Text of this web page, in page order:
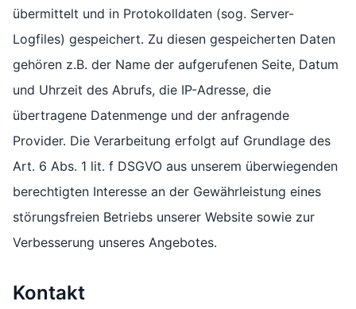
übermittelt und in Protokolldaten (sog. Server-
Logfiles) gespeichert. Zu diesen gespeicherten Daten
gehören z.B. der Name der aufgerufenen Seite, Datum
und Uhrzeit des Abrufs, die IP-Adresse, die
übertragene Datenmenge und der anfragende
Provider. Die Verarbeitung erfolgt auf Grundlage des
Art. 6 Abs. 1 lit. f DSGVO aus unserem überwiegenden
berechtigten Interesse an der Gewährleistung eines
störungsfreien Betriebs unserer Website sowie zur
Verbesserung unseres Angebotes.
Kontakt